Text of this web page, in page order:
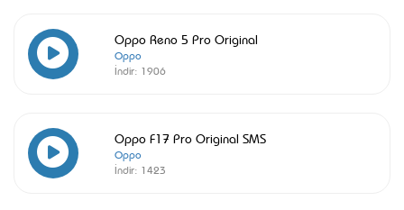
Oppo Reno 5 Pro Original
Oppo
İndir: 1906
Oppo F17 Pro Original SMS
Oppo
İndir: 1423